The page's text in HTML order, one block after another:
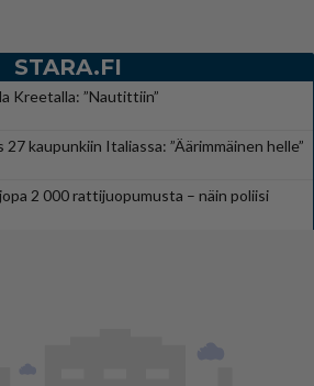
STARA.FI
Kreetalla: ”Nautittiin”
kaupunkiin Italiassa: ”Äärimmäinen helle”
2 000 rattijuopumusta – näin poliisi